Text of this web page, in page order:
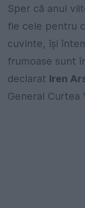
Sper că anul
fie cele pentru
cuvinte, își
frumoase sunt
declarat Iren
General Curtea